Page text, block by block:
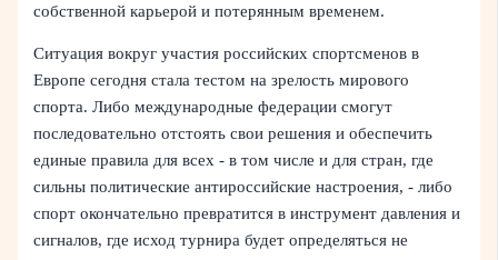
собственной карьерой и потерянным временем.
Ситуация вокруг участия российских спортсменов в
Европе сегодня стала тестом на зрелость мирового
спорта. Либо международные федерации смогут
последовательно отстоять свои решения и обеспечить
единые правила для всех - в том числе и для стран, где
сильны политические антироссийские настроения, - либо
спорт окончательно превратится в инструмент давления и
сигналов, где исход турнира будет определяться не